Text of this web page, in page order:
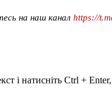
на наш канал https://
і натисніть Ctrl +